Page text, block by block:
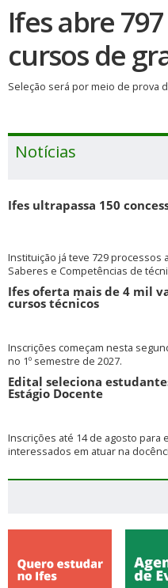
Ifes abre
cursos de
Seleção será por meio de prova
Notícias
Ifes ultrapassa 150
Instituição já teve 729 processos
Saberes e Competências de
Ifes oferta mais de 4 mil
cursos técnicos
Inscrições começam nesta
no 1º semestre de 2027.
Edital seleciona
Estágio Docente
Inscrições até 14 de agosto para
interessados em atuar na